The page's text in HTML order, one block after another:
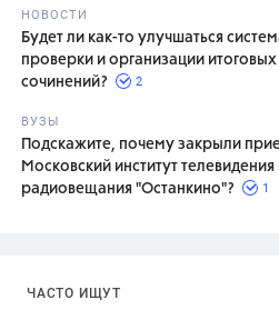
НОВОСТИ
Будет ли как-то улучшаться
проверки и организации итоговых
сочинений?
2
ВУЗЫ
Подскажите, почему закрыли
Московский институт телевидения
радиовещания "Останкино"?
1
ЧАСТО ИЩУТ